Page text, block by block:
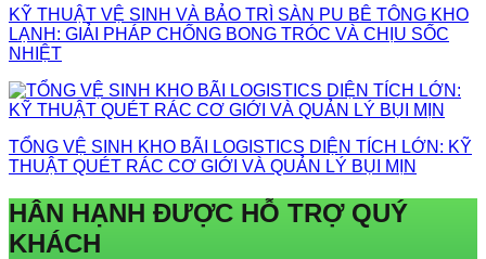
KỸ THUẬT VỆ SINH VÀ BẢO TRÌ SÀN PU BÊ TÔNG KHO
LẠNH: GIẢI PHÁP CHỐNG BONG TRÓC VÀ CHỊU SỐC
NHIỆT
TỔNG VỆ SINH KHO BÃI LOGISTICS DIỆN TÍCH LỚN: KỸ
THUẬT QUÉT RÁC CƠ GIỚI VÀ QUẢN LÝ BỤI MỊN
HÂN HẠNH ĐƯỢC HỖ TRỢ QUÝ
KHÁCH